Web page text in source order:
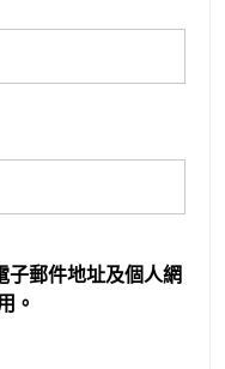
子郵件地址及個人網
。